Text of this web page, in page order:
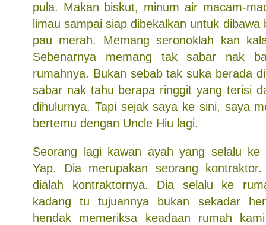
pula. Makan biskut, minum air macam-
limau sampai siap dibekalkan untuk dibawa
pau merah. Memang seronoklah kan
Sebenarnya memang tak sabar nak
rumahnya. Bukan sebab tak suka berada
sabar nak tahu berapa ringgit yang terisi
dihulurnya. Tapi sejak saya ke sini, saya
bertemu dengan Uncle Hiu lagi.
Seorang lagi kawan ayah yang selalu ke
Yap. Dia merupakan seorang
dialah kontraktornya. Dia selalu ke
kadang tu tujuannya bukan sekadar
hendak memeriksa keadaan rumah